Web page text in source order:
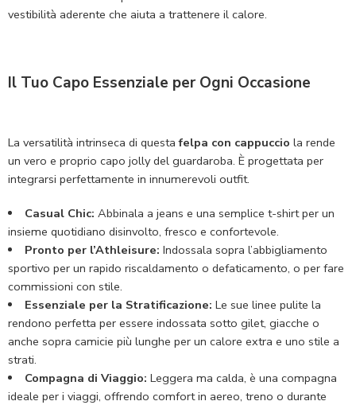
vestibilità aderente che aiuta a trattenere il calore.
Il Tuo Capo Essenziale per Ogni Occasione
La versatilità intrinseca di questafelpa con cappuccio la rende
un vero e proprio capo jolly del guardaroba. È progettata per
integrarsi perfettamente in innumerevoli outfit.
Casual Chic: Abbinala a jeans e una semplice t-shirt per un
insieme quotidiano disinvolto, fresco e confortevole.
Pronto per l’Athleisure: Indossala sopra l’abbigliamento
sportivo per un rapido riscaldamento o defaticamento, o per fare
commissioni con stile.
Essenziale per la Stratificazione: Le sue linee pulite la
rendono perfetta per essere indossata sotto gilet, giacche o
anche sopra camicie più lunghe per un calore extra e uno stile a
strati.
Compagna di Viaggio: Leggera ma calda, è una compagna
ideale per i viaggi, offrendo comfort in aereo, treno o durante